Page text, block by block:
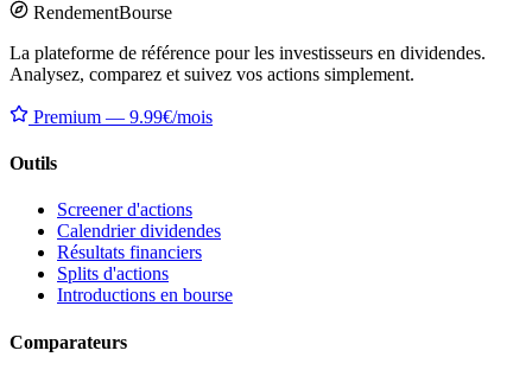
RendementBourse
La plateforme de référence pour les investisseurs en dividendes.
Analysez, comparez et suivez vos actions simplement.
Premium — 9.99€/mois
Outils
Screener d'actions
Calendrier dividendes
Résultats financiers
Splits d'actions
Introductions en bourse
Comparateurs